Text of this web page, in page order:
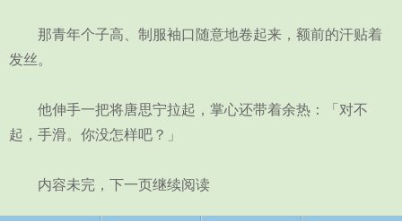
那青年个子高、制服袖口随意地卷起来，额前的汗贴着
发丝。
他伸手一把将唐思宁拉起，掌心还带着余热：「对不
起，手滑。你没怎样吧？」
内容未完，下一页继续阅读